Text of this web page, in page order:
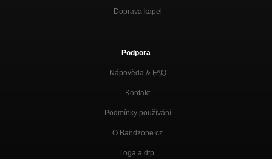
Doprava kapel
Podpora
Nápověda & FAQ
Kontakt
Podmínky používání
O Bandzone.cz
Loga a dtp.